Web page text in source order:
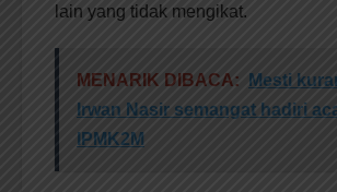
lain yang tidak mengikat.
MENARIK DIBACA:
Mesti
Irwan Nasir semangat hadiri
IPMK2M